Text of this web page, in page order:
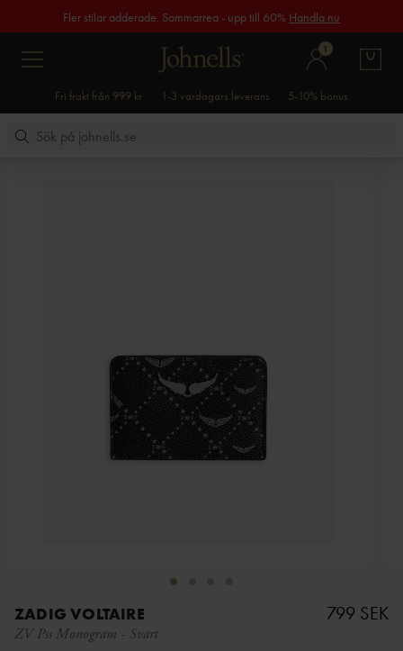
Fler stilar adderade. Sommarrea - upp till 60% Handla nu
1
Fri frakt från 999 kr 1-3 vardagars leverans 5-10% bonus
ZADIG VOLTAIRE
ZV Pss Monogram - Svart
799 SEK